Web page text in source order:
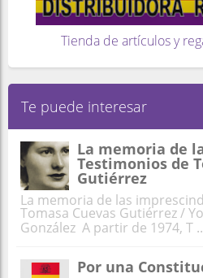
Tienda de artículos y
Te puede interesar
La memoria de
Testimonios de
Gutiérrez
La memoria de las
Tomasa Cuevas Gutiérrez /
González A partir de 1974, T
Por una